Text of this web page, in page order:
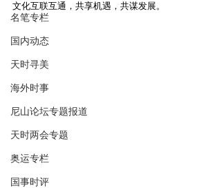
名笔专栏
国内动态
天时寻美
海外时事
尼山论坛专题报道
天时两会专题
奥运专栏
国事时评
文化互联互通，共享机遇，共谋发展。